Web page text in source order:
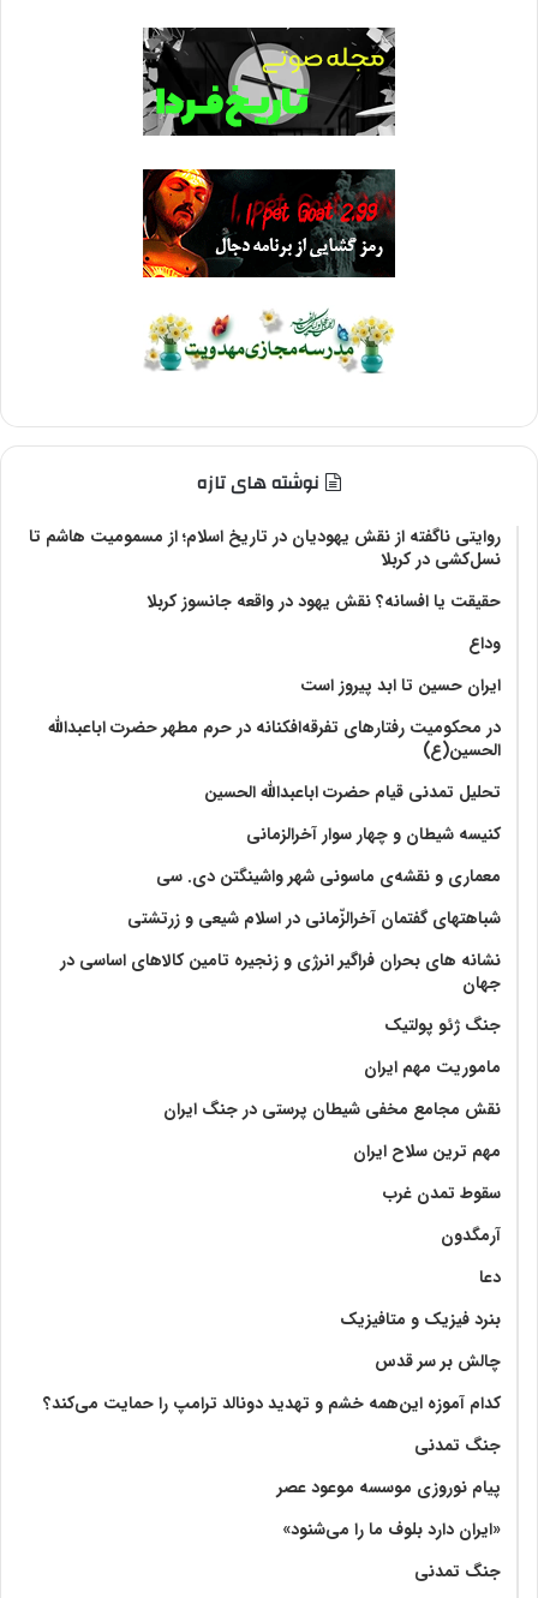
نوشته های تازه
روایتی ناگفته از نقش یهودیان در تاریخ اسلام؛ از مسمومیت هاشم تا
نسل‌کشی در کربلا
حقیقت یا افسانه؟‌ نقش یهود در واقعه جانسوز کربلا
وداع
ایران حسین تا ابد پیروز است
در محکومیت رفتارهای تفرقه‌افکنانه در حرم مطهر حضرت اباعبدالله
الحسین(ع)
تحلیل تمدنی قیام حضرت اباعبدالله الحسین
کنیسه شیطان و چهار سوار آخرالزمانی
معماری و نقشه‌ی ماسونی شهر واشينگتن دی. سی
شباهتهای گفتمان آخر‌الزّمانی در اسلام شیعی و زرتشتی
نشانه های بحران فراگیر انرژی و زنجیره تامین کالاهای اساسی در
جهان
جنگ ژئو پولتیک
ماموریت مهم ایران
نقش مجامع مخفی شیطان پرستی در جنگ ایران
مهم ترین سلاح ایران
سقوط تمدن غرب
آرمگدون
دعا
بنرد فیزیک و متافیزیک
چالش بر سر قدس
کدام آموزه این‌همه خشم و تهدید دونالد ترامپ را حمایت می‌کند؟
جنگ تمدنی
پیام نوروزی موسسه موعود عصر
«ایران دارد بلوف ما را می‌شنود»
جنگ تمدنی